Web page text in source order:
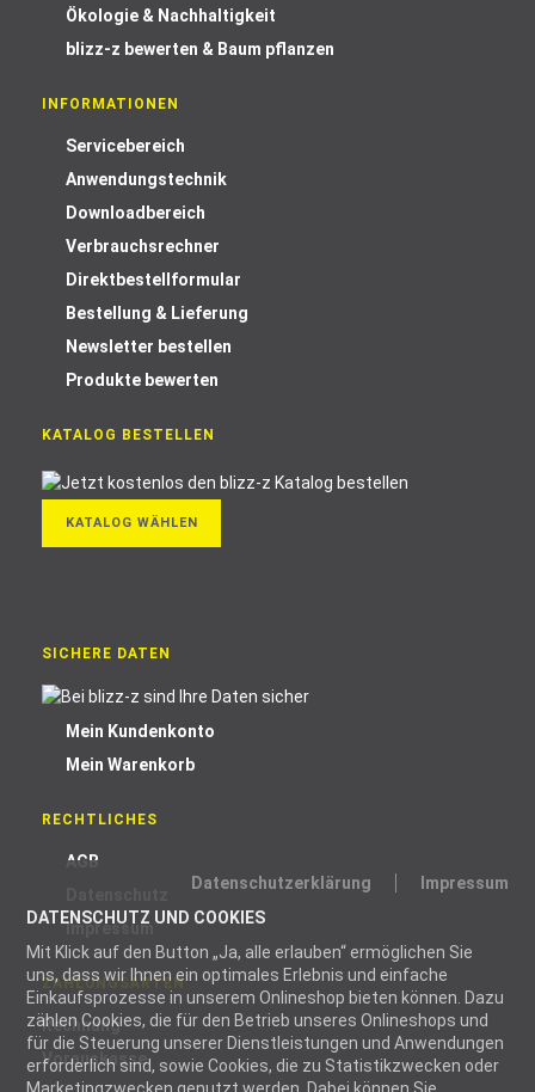
Datenschutzerklärung
Impressum
DATENSCHUTZ UND COOKIES
Mit Klick auf den Button „Ja, alle erlauben“ ermöglichen Sie
uns, dass wir Ihnen ein optimales Erlebnis und einfache
Einkaufsprozesse in unserem Onlineshop bieten können. Dazu
zählen Cookies, die für den Betrieb unseres Onlineshops und
für die Steuerung unserer Dienstleistungen und Anwendungen
erforderlich sind, sowie Cookies, die zu Statistikzwecken oder
Ökologie & Nachhaltigkeit
blizz-z bewerten & Baum pflanzen
INFORMATIONEN
Servicebereich
Anwendungstechnik
Downloadbereich
Verbrauchsrechner
Direktbestellformular
Bestellung & Lieferung
Newsletter bestellen
Produkte bewerten
KATALOG BESTELLEN
KATALOG WÄHLEN
SICHERE DATEN
Mein Kundenkonto
Mein Warenkorb
RECHTLICHES
AGB
Impressum
ZAHLUNGSARTEN
Rechnung
Vorauskasse